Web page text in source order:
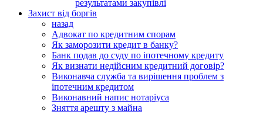
результатами закупівлі
Захист від боргів
назад
Адвокат по кредитним спорам
Як заморозити кредит в банку?
Банк подав до суду по іпотечному кредиту
Як визнати недійсним кредитний договір?
Виконавча служба та вирішення проблем з
іпотечним кредитом
Виконавний напис нотаріуса
Зняття арешту з майна